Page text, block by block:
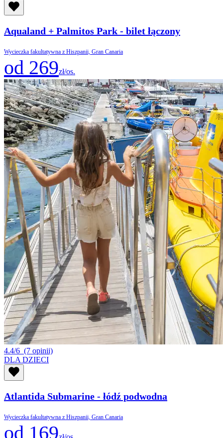
Aqualand + Palmitos Park - bilet łączony
Wycieczka fakultatywna z Hiszpanii, Gran Canaria
od 269zł/os.
4.4/6 (7 opinii)
DLA DZIECI
Atlantida Submarine - łódź podwodna
Wycieczka fakultatywna z Hiszpanii, Gran Canaria
od 169